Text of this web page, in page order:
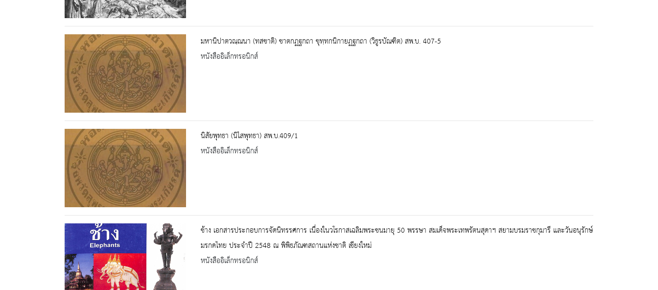
มหานิปาตวณฺณนา (ทสชาติ) ชาตกฏฐกถา ขุทฺทกนิกายฏฐกถา (วิธูรบัณฑิต) สพ.บ. 407-5
หนังสืออิเล็กทรอนิกส์
นิสัยพุทธา (นิไสพุทธา) สพ.บ.409/1
หนังสืออิเล็กทรอนิกส์
ช้าง เอกสารประกอบการจัดนิทรรศการ เนื่องในวโรกาสเฉลิมพระชนมายุ 50 พรรษา สมเด็จพระเทพรัตนสุดาฯ สยามบรมราชกุมารี และวันอนุรักษ์
มรกดไทย ประจำปี 2548 ณ พิพิธภัณฑสถานแห่งชาติ เชียงใหม่
หนังสืออิเล็กทรอนิกส์